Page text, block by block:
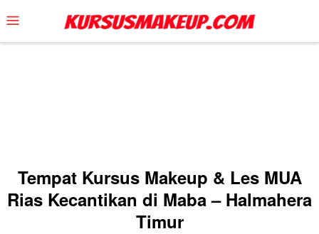
to
content
Mobile
Menu
Tempat Kursus Makeup & Les MUA
Rias Kecantikan di Maba – Halmahera
Timur